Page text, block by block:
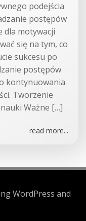
podejścia
postępów
dla motywacji
się na tym, co
sukcesu po
postępów
kontynuowania
Tworzenie
Ważne […]
read more...
WordPress and